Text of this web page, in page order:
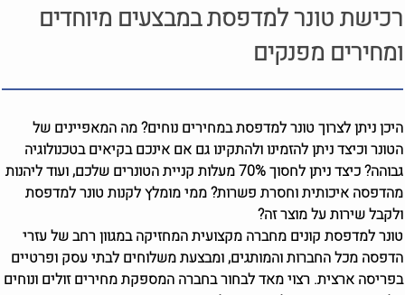
רכישת טונר למדפסת במבצעים מיוחדים
ומחירים מפנקים
היכן ניתן לצרוך טונר למדפסת במחירים נוחים? מה המאפיינים של
הטונר וכיצד ניתן להזמינו ולהתקינו גם אם אינכם בקיאים בטכנולוגיה
גבוהה? כיצד ניתן לחסוך 70% מעלות קניית הטונרים שלכם, ועוד ליהנות
מהדפסה איכותית וחסרת פשרות? ממי מומלץ לקנות טונר למדפסת
ולקבל שירות על מוצר זה?
טונר למדפסת קונים מחברה מקצועית המחזיקה במגוון רחב של עזרי
הדפסה מכל החברות והמותגים, ומבצעת משלוחים לבתי עסק ופרטיים
בפריסה ארצית. רצוי מאד לבחור בחברה המספקת מחירים זולים ונוחים